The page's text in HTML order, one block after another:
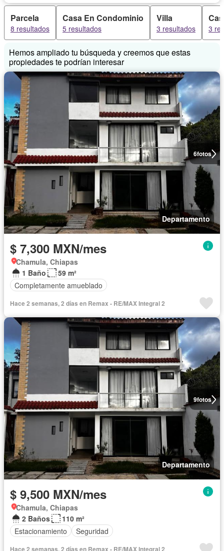
Parcela
8 resultados
Casa En Condominio
5 resultados
Villa
3 resultados 3
Hemos ampliado tu búsqueda y creemos que estas
propiedades te podrían interesar
6fotos
Departamento
$ 7,300 MXN/mes
Chamula, Chiapas
1 Baño
59 m²
Completamente amueblado
Hace 2 semanas, 2 días en Remax - RE/MAX Integral 2
9fotos
Departamento
$ 9,500 MXN/mes
Chamula, Chiapas
2 Baños
110 m²
Estacionamiento
Seguridad
Hace 2 semanas, 2 días en Remax - RE/MAX Integral 2